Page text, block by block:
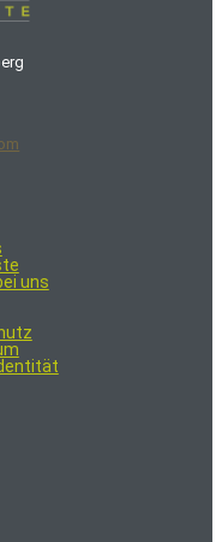
Rechtsanwälte
uns